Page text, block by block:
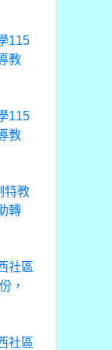
115
教
115
教
特教
轉
社區
，
社區